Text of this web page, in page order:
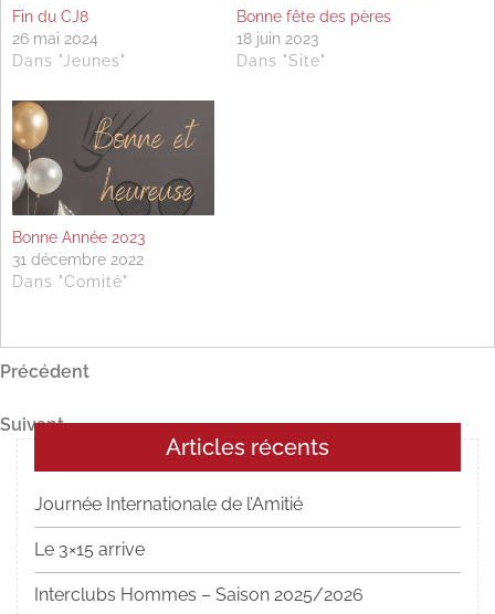
Fin du CJ8
26 mai 2024
Dans "Jeunes"
Bonne fête des pères
18 juin 2023
Dans "Site"
Bonne Année 2023
31 décembre 2022
Dans "Comité"
Navigation
l’article
Article
Précédent
Article
suivant
Suivant
Articles récents
Journée Internationale de l’Amitié
Le 3×15 arrive
Interclubs Hommes – Saison 2025/2026